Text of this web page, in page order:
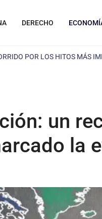
DERECHO
POR LOS HITOS MÁS
un
la